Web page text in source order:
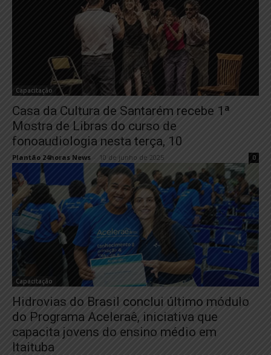
Capacitação
Casa da Cultura de Santarém recebe 1ª
Mostra de Libras do curso de
fonoaudiologia nesta terça, 10
Plantão 24horas News 10 de junho de 2025 0
Capacitação
Hidrovias do Brasil conclui último módulo
do Programa Aceleraê, iniciativa que
capacita jovens do ensino médio em
Itaituba